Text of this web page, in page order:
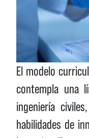
El modelo
contempla una
ingeniería
habilidades de